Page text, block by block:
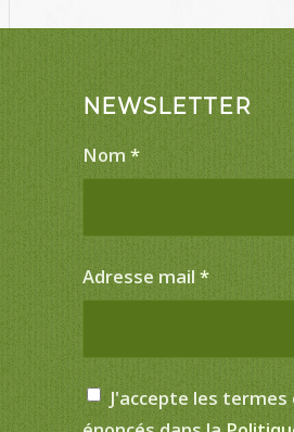
NEWSLETTER
Nom*
Adresse mail*
J'accepte les